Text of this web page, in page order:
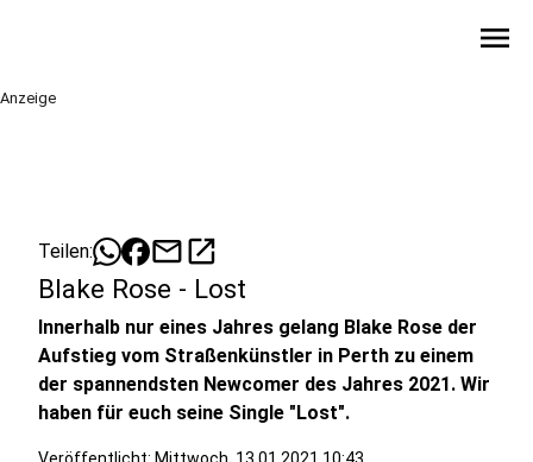
menu
Anzeige
Teilen: mailopen_in_new
Blake Rose - Lost
Innerhalb nur eines Jahres gelang Blake Rose der
Aufstieg vom Straßenkünstler in Perth zu einem
der spannendsten Newcomer des Jahres 2021. Wir
haben für euch seine Single "Lost".